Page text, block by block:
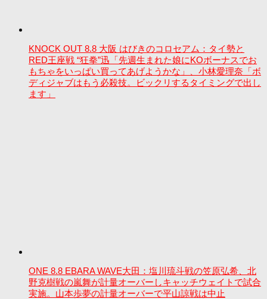
KNOCK OUT 8.8 大阪 はびきのコロセアム：タイ勢と
RED王座戦 “狂拳”迅「先週生まれた娘にKOボーナスでお
もちゃをいっぱい買ってあげようかな」、小林愛理奈「ボ
ディジャブはもう必殺技。ビックリするタイミングで出し
ます」
ONE 8.8 EBARA WAVE大田：塩川琉斗戦の笠原弘希、北
野克樹戦の嵐舞が計量オーバーしキャッチウェイトで試合
実施。山本歩夢の計量オーバーで平山諒戦は中止